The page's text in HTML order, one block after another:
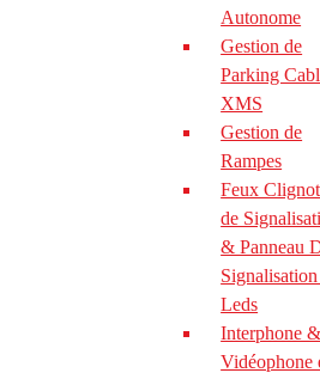
Autonome
Gestion de
Parking
XMS
Gestion de
Rampes
Feux
de
& Panneau
Signalisation
Leds
Interphone &
Vidéophone